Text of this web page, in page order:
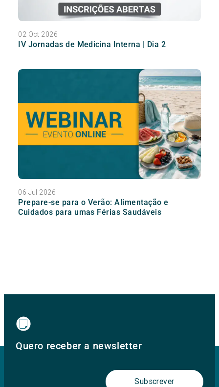
02 Oct 2026
IV Jornadas de Medicina Interna | Dia 2
06 Jul 2026
Prepare-se para o Verão: Alimentação e
Cuidados para umas Férias Saudáveis
Quero receber a newsletter
Subscrever